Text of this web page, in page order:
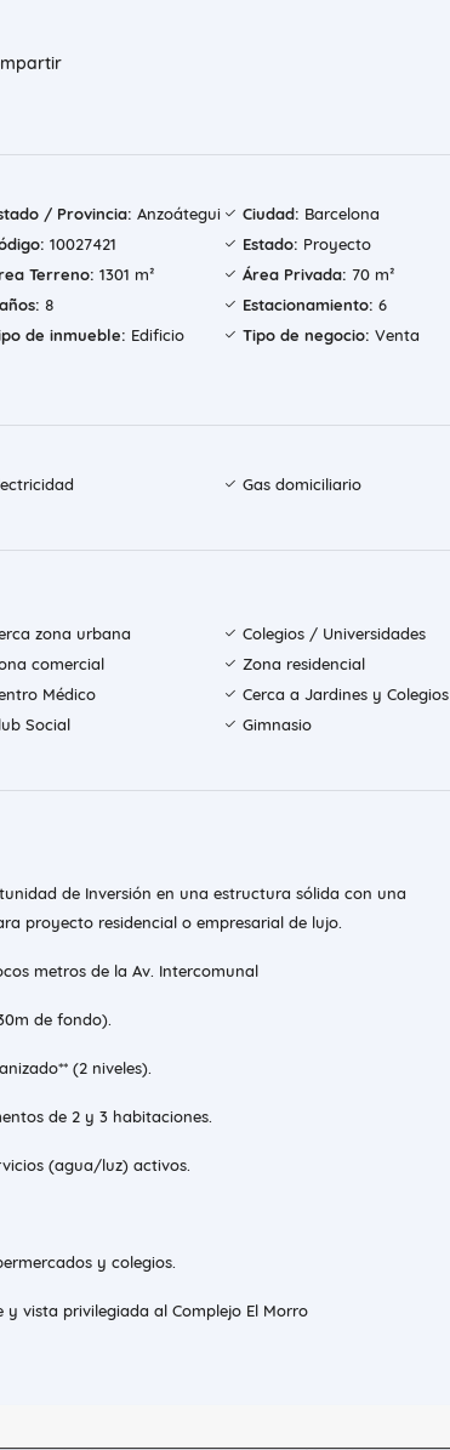
/ Provincia: Anzoátegui Ciudad: Barcelona
10027421 Estado: Proyecto
Terreno: 1301 m² Área Privada: 70 m²
8 Estacionamiento: 6
de inmueble: Edificio Tipo de negocio: Venta
Gas domiciliario
zona urbana
Colegios / Universidades
comercial
Zona residencial
Médico
Cerca a Jardines y Colegios
Social
Gimnasio
de Inversión en una estructura sólida con una
proyecto residencial o empresarial de lujo.
metros de la Av. Intercomunal
de fondo).
(2 niveles).
de 2 y 3 habitaciones.
(agua/luz) activos.
y colegios.
y vista privilegiada al Complejo El Morro